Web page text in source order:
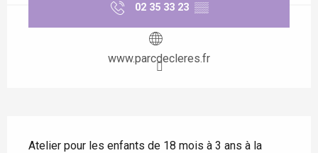
02 35 33 23 ▒▒
www.parcdecleres.fr
Atelier pour les enfants de 18 mois à 3 ans à la